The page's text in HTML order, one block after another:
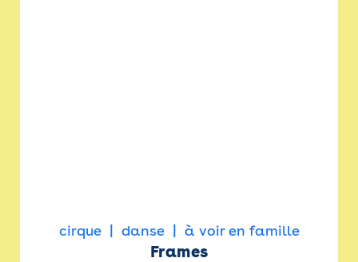
cirque danse à voir en famille
Frames